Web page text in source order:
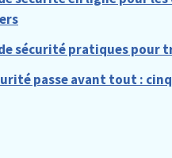
sécurité pratiques pour
passe avant tout :